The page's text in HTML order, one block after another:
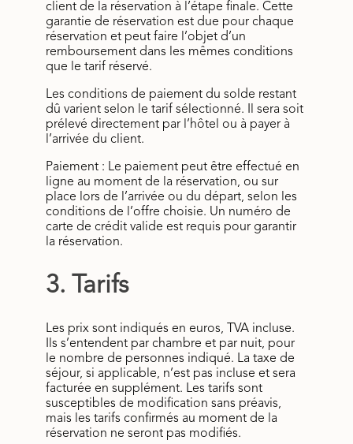
client de la réservation à l’étape finale. Cette
garantie de réservation est due pour chaque
réservation et peut faire l’objet d’un
remboursement dans les mêmes conditions
que le tarif réservé.
Les conditions de paiement du solde restant
dû varient selon le tarif sélectionné. Il sera soit
prélevé directement par l’hôtel ou à payer à
l’arrivée du client.
Paiement : Le paiement peut être effectué en
ligne au moment de la réservation, ou sur
place lors de l’arrivée ou du départ, selon les
conditions de l’offre choisie. Un numéro de
carte de crédit valide est requis pour garantir
la réservation.
3. Tarifs
Les prix sont indiqués en euros, TVA incluse.
Ils s’entendent par chambre et par nuit, pour
le nombre de personnes indiqué. La taxe de
séjour, si applicable, n’est pas incluse et sera
facturée en supplément. Les tarifs sont
susceptibles de modification sans préavis,
mais les tarifs confirmés au moment de la
réservation ne seront pas modifiés.